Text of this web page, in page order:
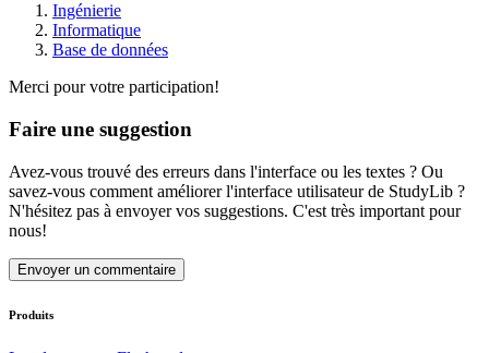
Ingénierie
Informatique
Base de données
Merci pour votre participation!
Faire une suggestion
Avez-vous trouvé des erreurs dans l'interface ou les textes ? Ou
savez-vous comment améliorer l'interface utilisateur de StudyLib ?
N'hésitez pas à envoyer vos suggestions. C'est très important pour
nous!
Envoyer un commentaire
Produits